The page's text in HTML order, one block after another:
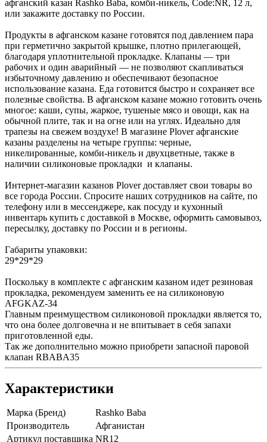
афганский казан Rashko Baba, комби-никель, Code:NR, 12 л,
или закажите доставку по России.
Продукты в афганском казане готовятся под давлением пара
при герметично закрытой крышке, плотно прилегающей,
благодаря уплотнительной прокладке. Клапаны — три
рабочих и один аварийный — не позволяют скапливаться
избыточному давлению и обеспечивают безопасное
использование казана. Еда готовится быстро и сохраняет все
полезные свойства. В афганском казане можно готовить очень
многое: каши, супы, жаркое, тушеные мясо и овощи, как на
обычной плите, так и на огне или на углях. Идеально для
трапезы на свежем воздухе! В магазине Plover афганские
казаны разделены на четыре группы: черные,
никелированные, комби-никель и двухцветные, также в
наличии силиконовые прокладки и клапаны.
Интернет-магазин казанов Plover доставляет свои товары во
все города России. Спросите наших сотрудников на сайте, по
телефону или в мессенджере, как посуду и кухонный
инвентарь купить с доставкой в Москве, оформить самовывоз,
пересылку, доставку по России и в регионы.
Габариты упаковки:
29*29*29
Поскольку в комплекте с афганским казаном идет резиновая
прокладка, рекомендуем заменить ее на силиконовую
AFGKAZ-34
Главным преимуществом силиконовой прокладки является то,
что она более долговечна и не впитывает в себя запахи
приготовленной еды.
Так же дополнительно можно приобрети запасной паровой
клапан RBABA35
Характеристики
Марка (Бренд)
Rashko Baba
Производитель
Афганистан
Артикул поставщика NR12